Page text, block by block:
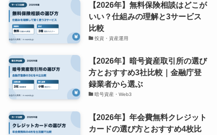
【2026年】無料保険相談はどこが
いい？仕組みの理解と3サービス
比較
投資・資産運用
【2026年】暗号資産取引所の選び
方とおすすめ3社比較｜金融庁登
録業者から選ぶ
暗号資産・Web3
【2026年】年会費無料クレジット
カードの選び方とおすすめ4枚比